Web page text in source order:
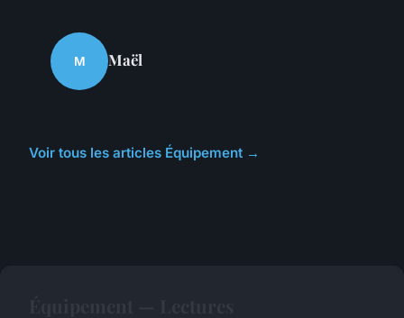
M Maël
Voir tous les articles Équipement →